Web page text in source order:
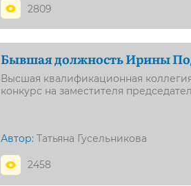
2809
Бывшая должность Ирины
Высшая квалификационная
конкурс на заместителя
Автор: Татьяна Гусельникова
2458